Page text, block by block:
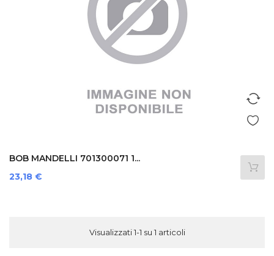
BOB MANDELLI 701300071 1...
Prezzo
23,18 €
Visualizzati 1-1 su 1 articoli